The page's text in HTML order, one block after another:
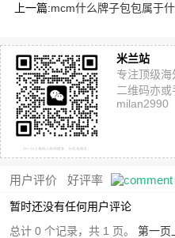
上一篇:mcm什么牌子包包属于什
米兰站
专注顶级海
二维码亦或
milan2990
用户评价 好评率
暂时还没有任何用户评论
总计 0 个记录，共 1 页。 第一页